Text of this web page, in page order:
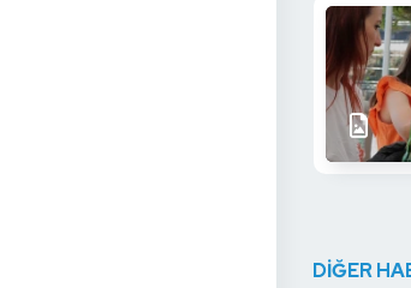
DİĞER